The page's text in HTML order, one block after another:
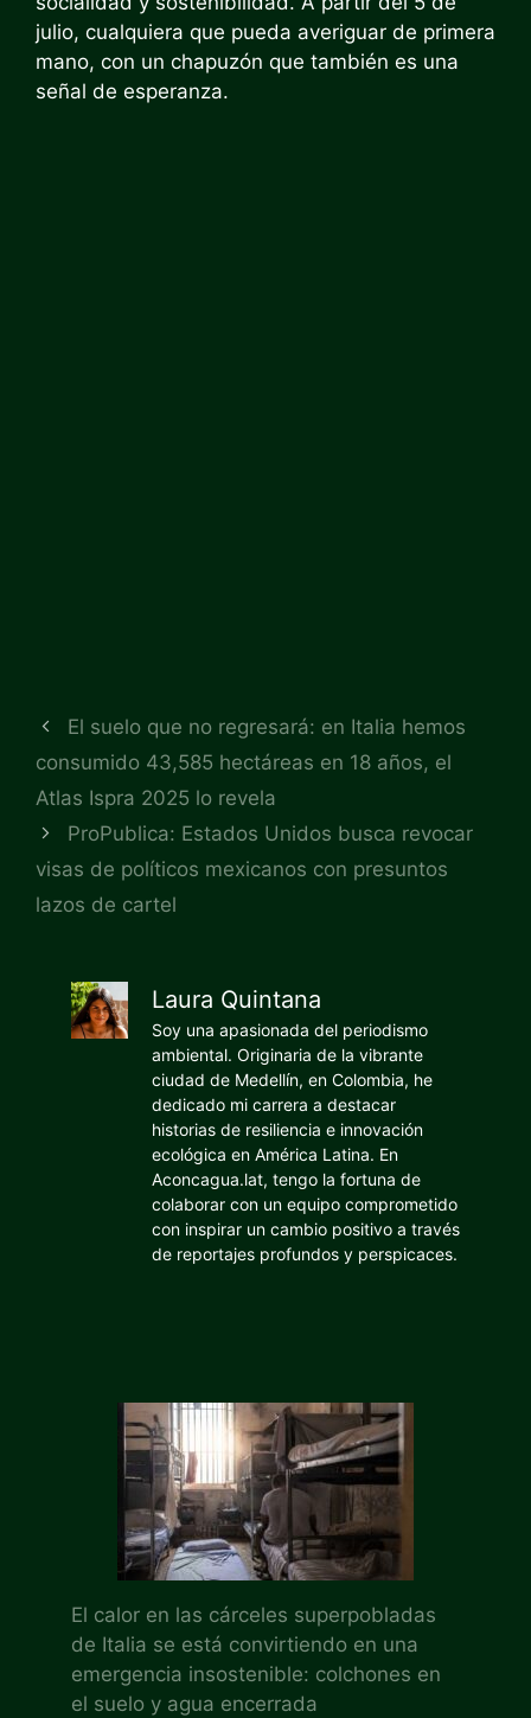
julio, cualquiera que pueda averiguar de primera
mano, con un chapuzón que también es una
señal de esperanza.
El suelo que no regresará: en Italia hemos
consumido 43,585 hectáreas en 18 años, el
Atlas Ispra 2025 lo revela
ProPublica: Estados Unidos busca revocar
visas de políticos mexicanos con presuntos
lazos de cartel
Laura Quintana
Soy una apasionada del periodismo
ambiental. Originaria de la vibrante
ciudad de Medellín, en Colombia, he
dedicado mi carrera a destacar
historias de resiliencia e innovación
ecológica en América Latina. En
Aconcagua.lat, tengo la fortuna de
colaborar con un equipo comprometido
con inspirar un cambio positivo a través
de reportajes profundos y perspicaces.
El calor en las cárceles superpobladas
de Italia se está convirtiendo en una
emergencia insostenible: colchones en
el suelo y agua encerrada